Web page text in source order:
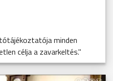
minden
célja a zavarkeltés."